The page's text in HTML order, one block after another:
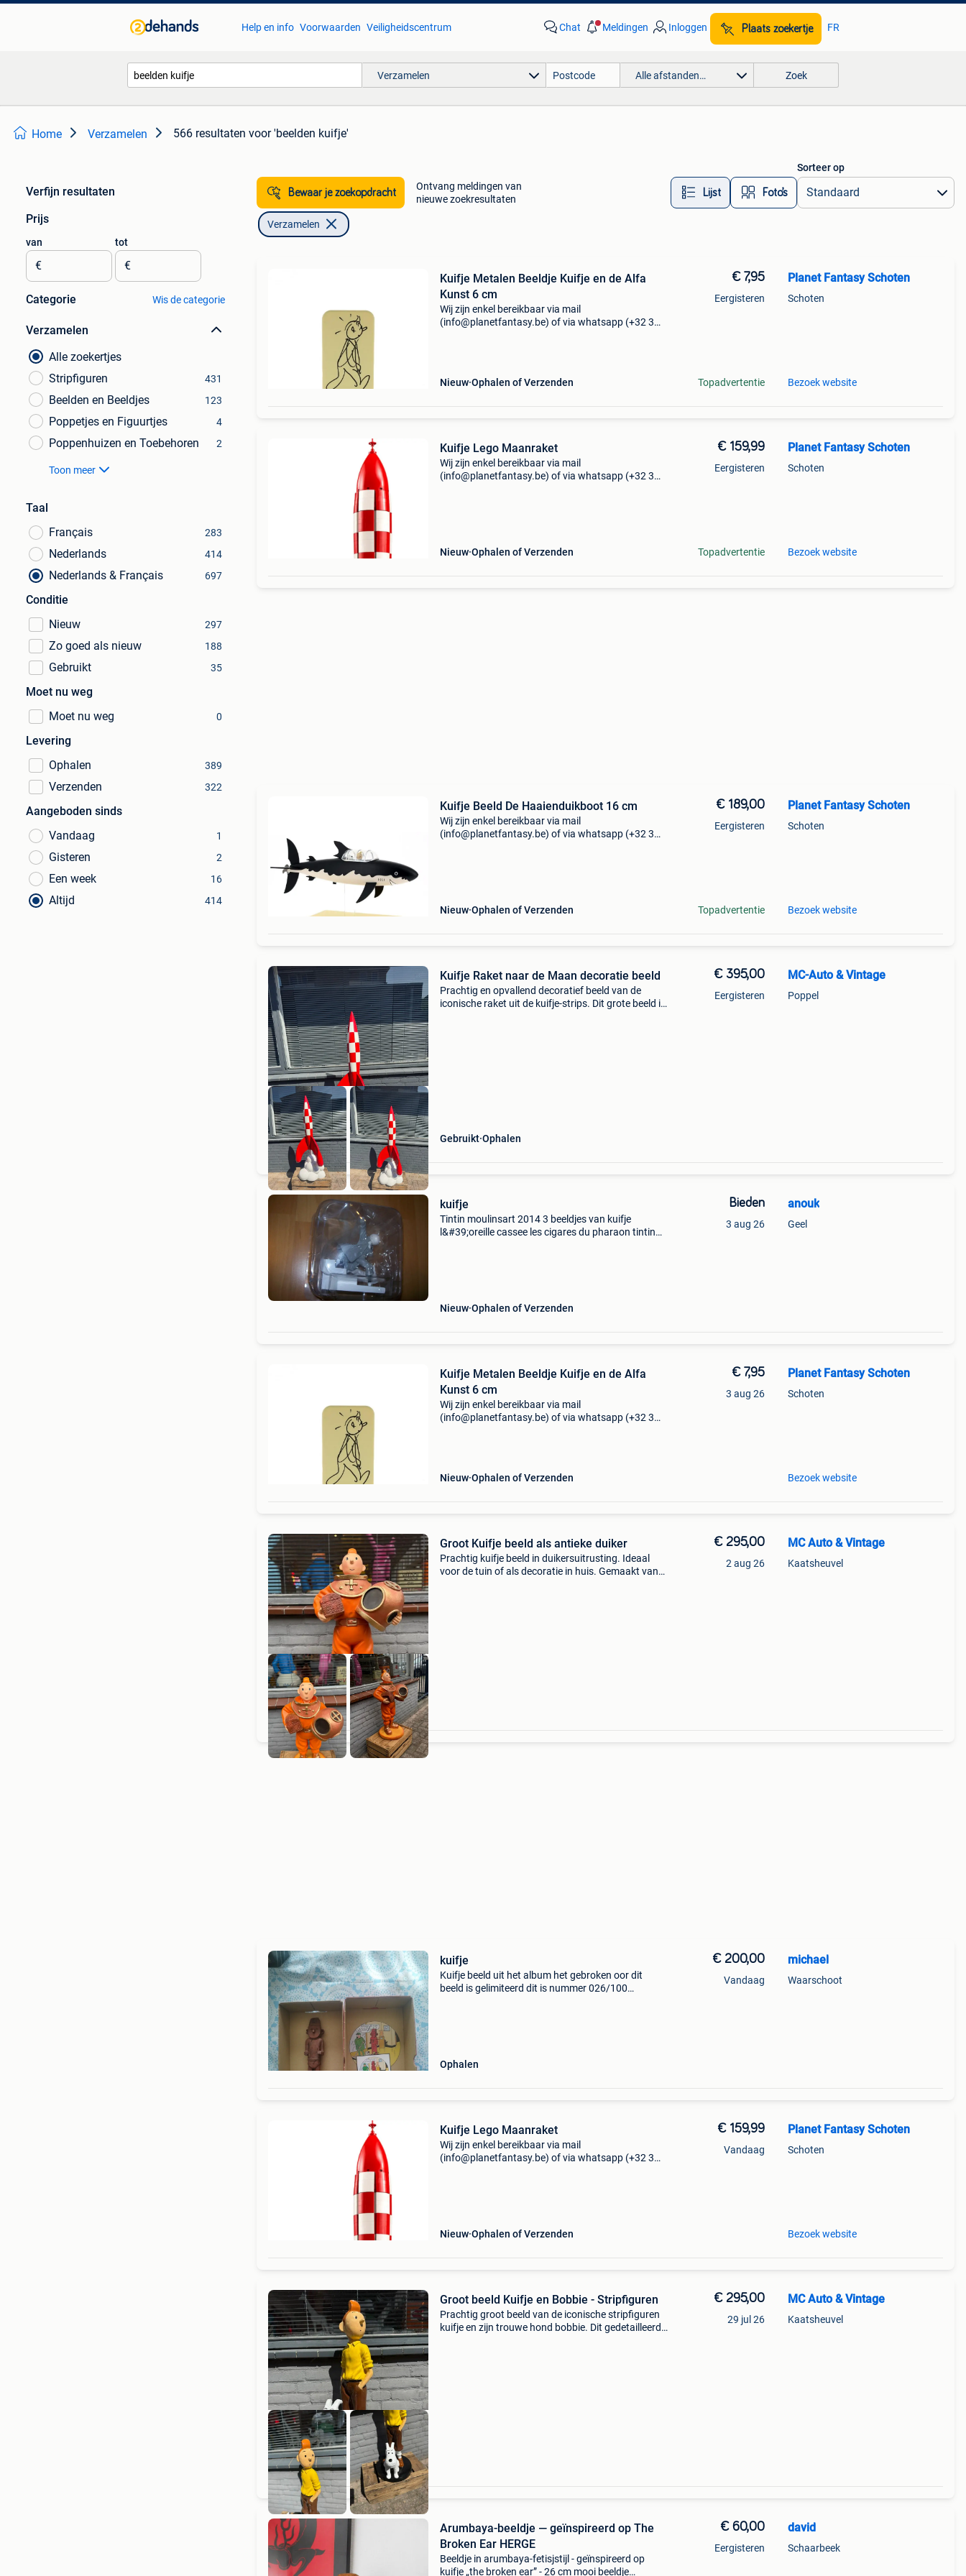
Help en info Voorwaarden Veiligheidscentrum Chat Meldingen Inloggen Plaats zoekertje FR
Verzamelen Alle afstanden… Zoek
Home Verzamelen 566 resultaten voor 'beelden kuifje'
Verfijn resultaten
Prijs
van
€
tot
€
Categorie Wis de categorie
Verzamelen
Alle zoekertjes
Stripfiguren
431
Beelden en Beeldjes 123
Poppetjes en Figuurtjes 4
Poppenhuizen en Toebehoren 2
Toon meer
Taal
Français
283
Nederlands 414
Nederlands & Français 697
Conditie
Nieuw
297
Zo goed als nieuw 188
Gebruikt 35
Moet nu weg
Moet nu weg
0
Levering
Ophalen
389
Verzenden 322
Aangeboden sinds
Vandaag
1
Gisteren 2
Een week 16
Altijd 414
Bewaar je zoekopdracht
Ontvang meldingen van
nieuwe zoekresultaten
Lijst Foto’s
Sorteer op
Verzamelen
Kuifje Metalen Beeldje Kuifje en de Alfa
Kunst 6 cm
Wij zijn enkel bereikbaar via mail
(info@planetfantasy.be) of via whatsapp (+32 3
Nieuw Ophalen of Verzenden
€ 7,95
Eergisteren
Topadvertentie
Planet Fantasy Schoten
Schoten
Bezoek website
Kuifje Lego Maanraket
Wij zijn enkel bereikbaar via mail
(info@planetfantasy.be) of via whatsapp (+32 3
Nieuw Ophalen of Verzenden
€ 159,99
Eergisteren
Topadvertentie
Planet Fantasy Schoten
Schoten
Bezoek website
Kuifje Beeld De Haaienduikboot 16 cm
Wij zijn enkel bereikbaar via mail
(info@planetfantasy.be) of via whatsapp (+32 3
Nieuw Ophalen of Verzenden
€ 189,00
Eergisteren
Topadvertentie
Planet Fantasy Schoten
Schoten
Bezoek website
Kuifje Raket naar de Maan decoratie beeld
Prachtig en opvallend decoratief beeld van de
iconische raket uit de kuifje-strips. Dit grote beeld is
Gebruikt Ophalen
€ 395,00
Eergisteren
MC-Auto & Vintage
Poppel
kuifje
Tintin moulinsart 2014 3 beeldjes van kuifje
l&#39;oreille cassee les cigares du pharaon tintin
Nieuw Ophalen of Verzenden
Bieden
3 aug 26
anouk
Geel
Kuifje Metalen Beeldje Kuifje en de Alfa
Kunst 6 cm
Wij zijn enkel bereikbaar via mail
(info@planetfantasy.be) of via whatsapp (+32 3
Nieuw Ophalen of Verzenden
€ 7,95
3 aug 26
Planet Fantasy Schoten
Schoten
Bezoek website
Groot Kuifje beeld als antieke duiker
Prachtig kuifje beeld in duikersuitrusting. Ideaal
voor de tuin of als decoratie in huis. Gemaakt van
€ 295,00
2 aug 26
MC Auto & Vintage
Kaatsheuvel
kuifje
Kuifje beeld uit het album het gebroken oor dit
beeld is gelimiteerd dit is nummer 026/100
Ophalen
€ 200,00
Vandaag
michael
Waarschoot
Kuifje Lego Maanraket
Wij zijn enkel bereikbaar via mail
(info@planetfantasy.be) of via whatsapp (+32 3
Nieuw Ophalen of Verzenden
€ 159,99
Vandaag
Planet Fantasy Schoten
Schoten
Bezoek website
Groot beeld Kuifje en Bobbie - Stripfiguren
Prachtig groot beeld van de iconische stripfiguren
kuifje en zijn trouwe hond bobbie. Dit gedetailleerde
€ 295,00
29 jul 26
MC Auto & Vintage
Kaatsheuvel
Arumbaya-beeldje — geïnspireerd op The
Broken Ear HERGE
Beeldje in arumbaya-fetisjstijl - geïnspireerd op
kuifje „the broken ear” - 26 cm mooi beeldje
€ 60,00
Eergisteren
david
Schaarbeek